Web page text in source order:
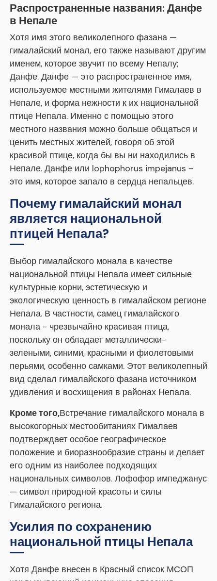
Распространенные названия: Данфе
в Непале
Хотя имя этого великолепного фазана —
гималайский монал, его также называют другим
именем, которое звучит по всему Непалу;
Данфе. Данфе — это распространенное имя,
используемое местными жителями Гималаев в
Непале, и форма нежности к их национальной
птице Непала. Именно с помощью этого
местного названия можно больше общаться и
ценить местных жителей, говоря об этой
красивой птице, когда бы вы ни находились в
Непале. Данфе или lophophorus impejanus –
это имя, которое запало в сердца непальцев.
Почему гималайский монал
является национальной
птицей Непала?
Выбор гималайского монала в качестве
национальной птицы Непала имеет сильные
культурные корни, эстетическую и
экологическую ценность в гималайском регионе
Непала. В частности, самец гималайского
монала - чрезвычайно красивая птица,
поскольку он обладает металлически-
зелеными, синими, красными и фиолетовыми
перьями, особенно самками. Этот великолепный
вид сделал гималайского фазана источником
удивления и восхищения в районах Непала.
Кроме того,Встречание гималайского монала в
высокогорных местообитаниях Гималаев
подтверждает особое географическое
положение и биоразнообразие страны и делает
его одним из наиболее подходящих
национальных символов. Лофофор импеджанус
— символ природной красоты и силы
Гималайского региона.
Усилия по сохранению
национальной птицы Непала
Хотя Данфе внесен в Красный список МСОП